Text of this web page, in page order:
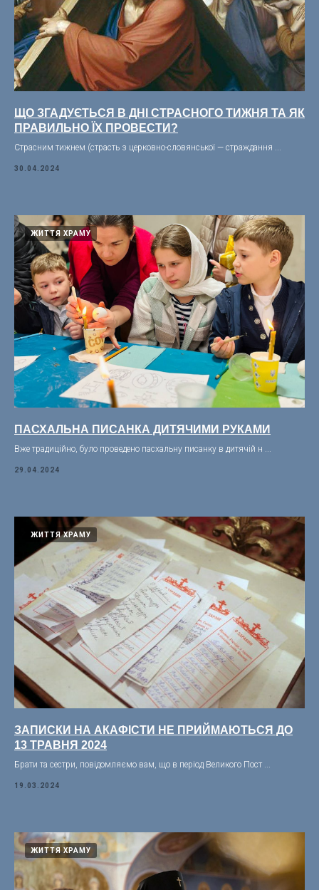
ЩО ЗГАДУЄТЬСЯ В ДНІ СТРАСНОГО ТИЖНЯ ТА ЯК
ПРАВИЛЬНО ЇХ ПРОВЕСТИ?
Страсним тижнем (страсть з церковно-словянської — страждання ...
30.04.2024
ЖИТТЯ ХРАМУ
ПАСХАЛЬНА ПИСАНКА ДИТЯЧИМИ РУКАМИ
Вже традиційно, було проведено пасхальну писанку в дитячій н ...
29.04.2024
ЖИТТЯ ХРАМУ
ЗАПИСКИ НА АКАФІСТИ НЕ ПРИЙМАЮТЬСЯ ДО
13 ТРАВНЯ 2024
Брати та сестри, повідомляємо вам, що в період Великого Пост ...
19.03.2024
ЖИТТЯ ХРАМУ